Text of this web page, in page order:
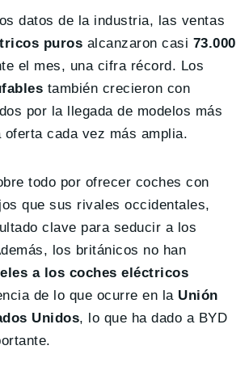
datos de la industria, las ventas
puros alcanzaron casi 73.000
el mes, una cifra récord. Los
también crecieron con
por la llegada de modelos más
cada vez más amplia.
todo por ofrecer coches con
que sus rivales occidentales,
clave para seducir a los
los británicos no han
a los coches eléctricos
de lo que ocurre en la Unión
Unidos, lo que ha dado a BYD